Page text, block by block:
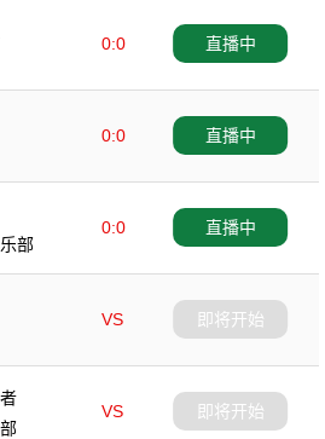
0:0
直播中
0:0
直播中
0:0
部
直播中
VS
即将开始
VS
即将开始